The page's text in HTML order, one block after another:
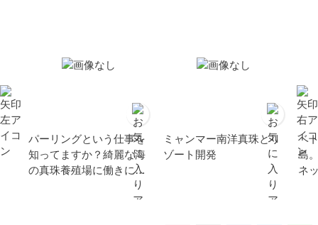
パーリングという仕事を
知ってますか？綺麗な海
の真珠養殖場に働きに行
ミャンマー南洋真珠とリ
ゾート開発
ベ
島
ネ